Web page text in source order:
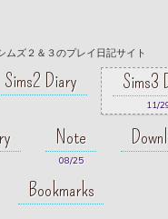
ムズ２＆３のプレイ日記サイト
Sims2 Diary Sims3
11/
Note
08/25
Bookmarks